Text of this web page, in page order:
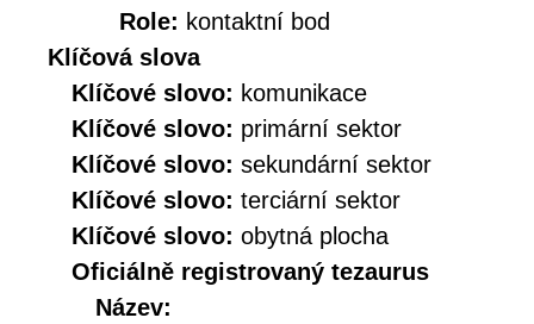
Role: kontaktní bod
Klíčová slova
Klíčové slovo: komunikace
Klíčové slovo: primární sektor
Klíčové slovo: sekundární sektor
Klíčové slovo: terciární sektor
Klíčové slovo: obytná plocha
Oficiálně registrovaný tezaurus
Název: